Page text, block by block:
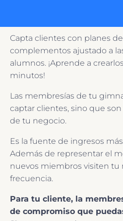
Capta clientes con planes
complementos ajustado a
alumnos. ¡Aprende a
minutos!
Las membresías de tu
captar clientes, sino que son
de tu negocio.
Es la fuente de ingresos
Además de representar el
nuevos miembros visiten tu
frecuencia.
Para tu cliente, la
de compromiso que